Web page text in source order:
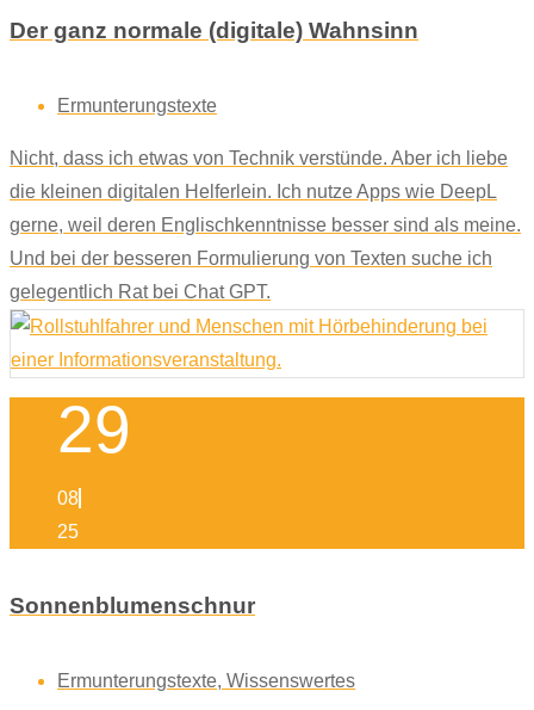
Der ganz normale (digitale) Wahnsinn
Ermunterungstexte
Nicht, dass ich etwas von Technik verstünde. Aber ich liebe
die kleinen digitalen Helferlein. Ich nutze Apps wie DeepL
gerne, weil deren Englischkenntnisse besser sind als meine.
Und bei der besseren Formulierung von Texten suche ich
gelegentlich Rat bei Chat GPT.
29
08
25
Sonnenblumenschnur
Ermunterungstexte, Wissenswertes